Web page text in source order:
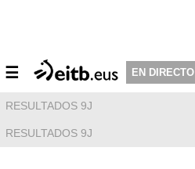
☰ EN DIRECTO
RESULTADOS 9J
RESULTADOS 9J